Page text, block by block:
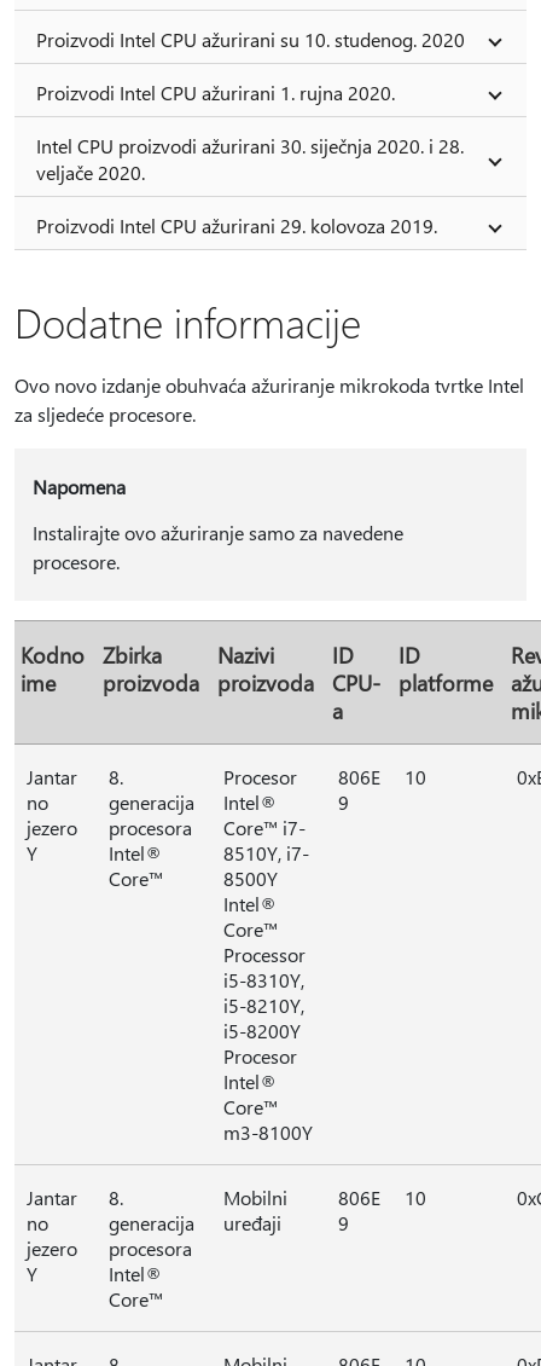
Proizvodi Intel CPU ažurirani su 10. studenog. 2020
Proizvodi Intel CPU ažurirani 1. rujna 2020.
Intel CPU proizvodi ažurirani 30. siječnja 2020. i 28.
veljače 2020.
Proizvodi Intel CPU ažurirani 29. kolovoza 2019.
Dodatne informacije
Ovo novo izdanje obuhvaća ažuriranje mikrokoda tvrtke Intel
za sljedeće procesore.
Napomena
Instalirajte ovo ažuriranje samo za navedene
procesore.
Kodno
ime
Zbirka
proizvoda
Nazivi
proizvoda
ID
CPU-
a
ID
platforme
Jantar
no
jezero
Y
8.
generacija
procesora
Intel®
Core™
Procesor
Intel®
Core™ i7-
8510Y, i7-
8500Y
Intel®
Core™
Processor
i5-8310Y,
i5-8210Y,
i5-8200Y
Procesor
Intel®
Core™
m3-8100Y
806E
9
10
Jantar
no
jezero
Y
8.
generacija
procesora
Intel®
Core™
Mobilni
uređaji
806E
9
10